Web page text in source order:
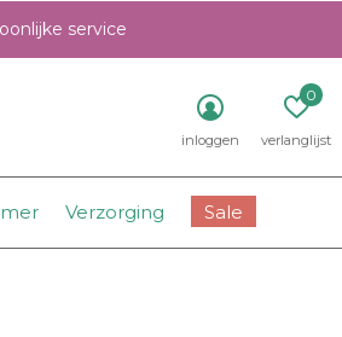
Verzorging Sale
inloggen verlanglijst
0
service